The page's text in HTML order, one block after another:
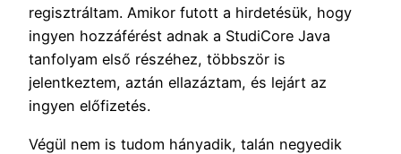
regisztráltam. Amikor futott a hirdetésük, hogy
ingyen hozzáférést adnak a StudiCore Java
tanfolyam első részéhez, többször is
jelentkeztem, aztán ellazáztam, és lejárt az
ingyen előfizetés.
Végül nem is tudom hányadik, talán negyedik